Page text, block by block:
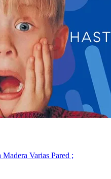
Madera Varias Pared ;